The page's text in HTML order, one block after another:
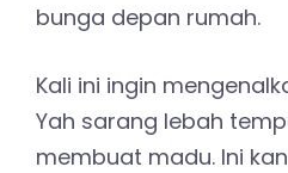
bunga depan rumah.
Kali ini ingin
Yah sarang lebah
membuat madu. Ini